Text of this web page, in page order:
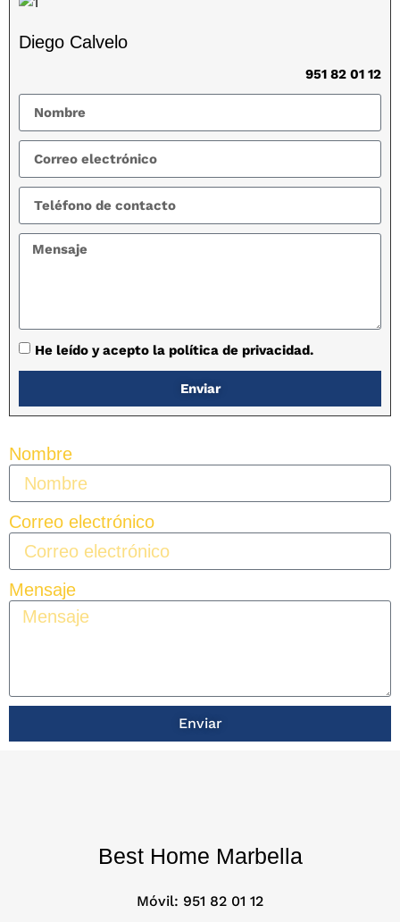
Diego Calvelo
951 82 01 12
He leído y acepto la política de privacidad.
Enviar
Nombre
Correo electrónico
Mensaje
Enviar
Best Home Marbella
Móvil: 951 82 01 12